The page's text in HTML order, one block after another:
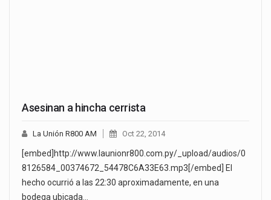
Asesinan a hincha cerrista
La Unión R800 AM Oct 22, 2014
[embed]http://www.launionr800.com.py/_upload/audios/0
8126584_00374672_54478C6A33E63.mp3[/embed] El
hecho ocurrió a las 22:30 aproximadamente, en una
bodega ubicada…